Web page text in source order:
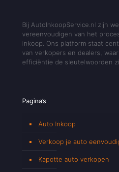
Bij AutoInkoopService.nl zijn
vereenvoudigen van het
inkoop. Ons platform staat
van verkopers en dealers,
efficiëntie de sleutelwoorden
Pagina’s
Auto Inkoop
Verkoop je auto
Kapotte auto verkopen